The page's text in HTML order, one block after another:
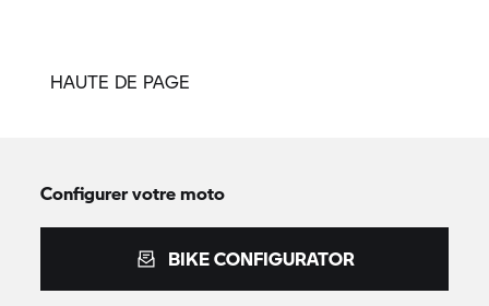
HAUTE DE PAGE
Configurer votre moto
BIKE CONFIGURATOR